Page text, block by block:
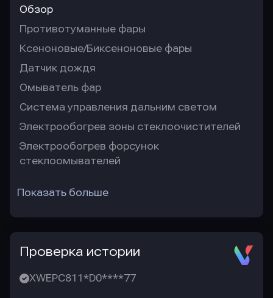
Обзор
Противотуманные фары
Ксеноновые/Биксеноновые фары
Датчик дождя
Омыватель фар
Система управления дальним светом
Электрообогрев зоны стеклоочистителей
Электрообогрев форсунок
стеклоомывателей
Показать больше
Проверка истории
XWEPC811*D0****77